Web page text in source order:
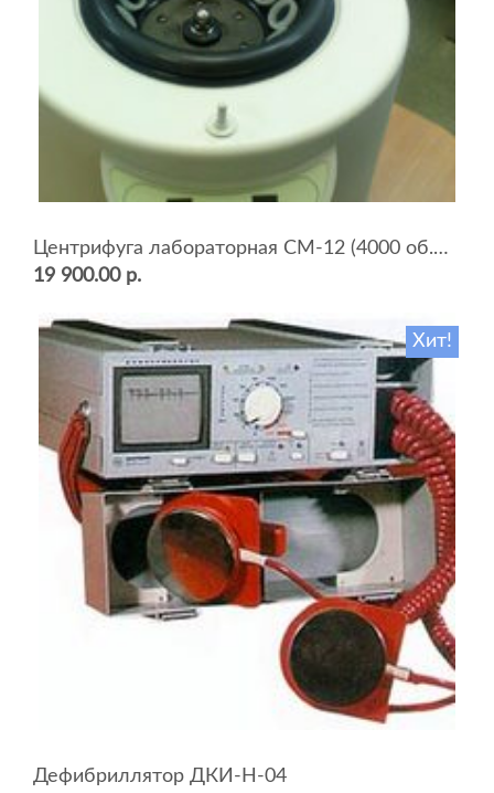
Центрифуга лабораторная СМ-12 (4000 об.мин, 12 пробирок)
19 900.00 р.
Хит!
Дефибриллятор ДКИ-Н-04